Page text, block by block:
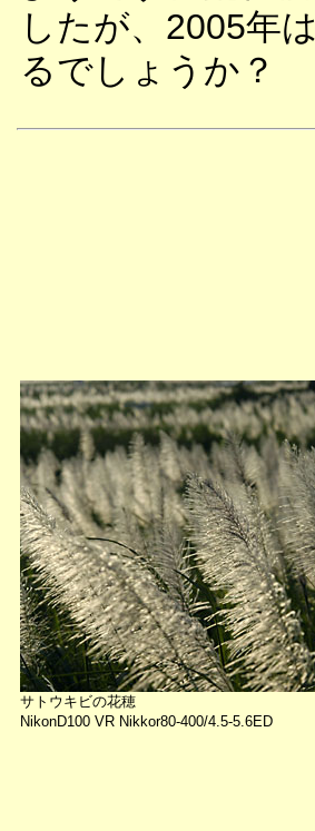
したが、2005年
るでしょうか？
サトウキビの花穂
NikonD100 VR Nikkor80-400/4.5-5.6ED